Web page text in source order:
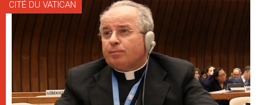
CITÉ DU VATICAN